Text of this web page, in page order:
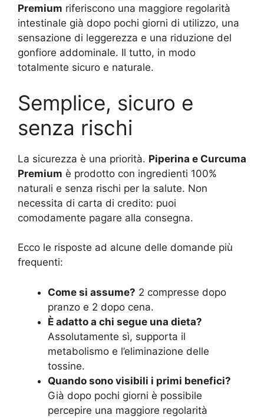
Premium riferiscono una maggiore regolarità
intestinale già dopo pochi giorni di utilizzo, una
sensazione di leggerezza e una riduzione del
gonfiore addominale. Il tutto, in modo
totalmente sicuro e naturale.
Semplice, sicuro e
senza rischi
La sicurezza è una priorità. Piperina e Curcuma
Premium è prodotto con ingredienti 100%
naturali e senza rischi per la salute. Non
necessita di carta di credito: puoi
comodamente pagare alla consegna.
Ecco le risposte ad alcune delle domande più
frequenti:
Come si assume? 2 compresse dopo
pranzo e 2 dopo cena.
È adatto a chi segue una dieta?
Assolutamente sì, supporta il
metabolismo e l’eliminazione delle
tossine.
Quando sono visibili i primi benefici?
Già dopo pochi giorni è possibile
percepire una maggiore regolarità